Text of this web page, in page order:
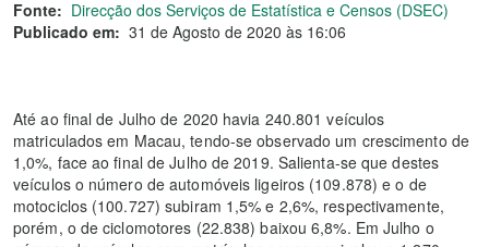
Fonte: Direcção dos Serviços de Estatística e Censos (DSEC)
Publicado em: 31 de Agosto de 2020 às 16:06
Até ao final de Julho de 2020 havia 240.801 veículos
matriculados em Macau, tendo-se observado um crescimento de
1,0%, face ao final de Julho de 2019. Salienta-se que destes
veículos o número de automóveis ligeiros (109.878) e o de
motociclos (100.727) subiram 1,5% e 2,6%, respectivamente,
porém, o de ciclomotores (22.838) baixou 6,8%. Em Julho o